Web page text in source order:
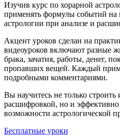
Изучив курс по хорарной
применять формулы событий на
астрологии при анализе и
Акцент уроков сделан на
видеоуроков включают разные
брака, зачатия, работы, денег,
пропавших вещей. Каждый
подробными комментариями.
Вы научитесь не только строить
расшифровкой, но и эффективно
возможности астрологической
Бесплатные уроки